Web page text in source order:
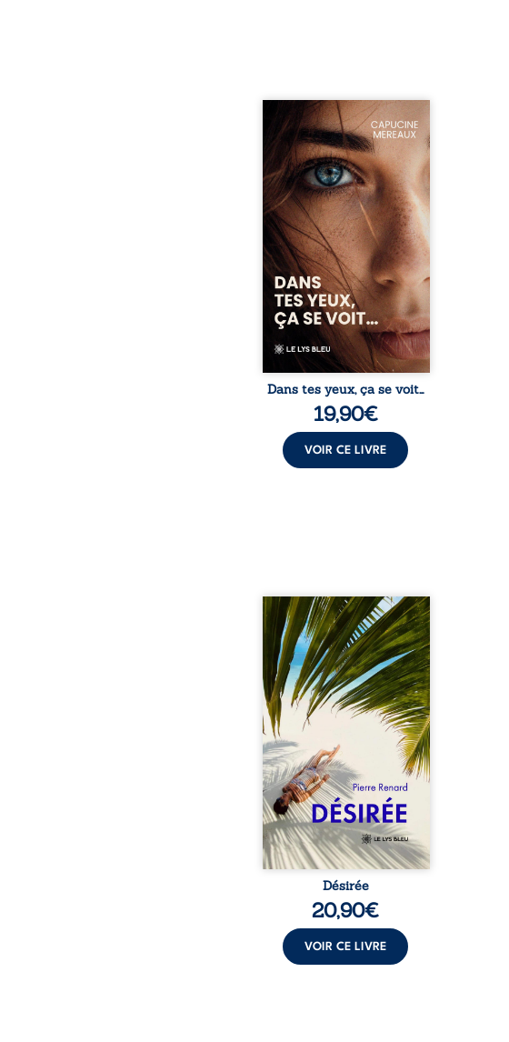
À seize ans, Violette peine à
trouver sa place dans la
société. Entre timidité,
moqueries et peur du
jugement, elle avance avec le
sentiment d’être différente,
sans comprendre pleinement
ce qui l’habite. Sa rencontre
avec Louise bouleverse ses
certitudes et fait naître en elle
des émotions longtemps
refoulées. Des années plus
tard, alors qu’elle s’apprête à ...
Dans tes yeux, ça se voit…
19,90€
VOIR CE LIVRE
Au réveil, Pierre, jeune retraité,
découvre qu’il est devenu une
séduisante femme métissée de
trente ans. À peine a-t-il
commencé à apprivoiser ce
nouveau corps qu’Ange surgit
dans sa vie et fait vaciller
toutes ses certitudes. Entre
eux, l’attirance est immédiate,
brûlante jusqu’à ce qu’un
secret familial fasse planer
l’impensable : et s’ils étaient
demi-frère et ...
Désirée
20,90€
VOIR CE LIVRE